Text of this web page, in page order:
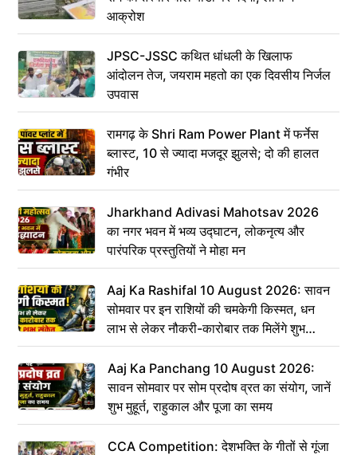
आक्रोश
JPSC-JSSC कथित धांधली के खिलाफ
आंदोलन तेज, जयराम महतो का एक दिवसीय निर्जल
उपवास
रामगढ़ के Shri Ram Power Plant में फर्नेस
ब्लास्ट, 10 से ज्यादा मजदूर झुलसे; दो की हालत
गंभीर
Jharkhand Adivasi Mahotsav 2026
का नगर भवन में भव्य उद्घाटन, लोकनृत्य और
पारंपरिक प्रस्तुतियों ने मोहा मन
Aaj Ka Rashifal 10 August 2026: सावन
सोमवार पर इन राशियों की चमकेगी किस्मत, धन
लाभ से लेकर नौकरी-कारोबार तक मिलेंगे शुभ
संकेत
Aaj Ka Panchang 10 August 2026:
सावन सोमवार पर सोम प्रदोष व्रत का संयोग, जानें
शुभ मुहूर्त, राहुकाल और पूजा का समय
CCA Competition: देशभक्ति के गीतों से गूंजा